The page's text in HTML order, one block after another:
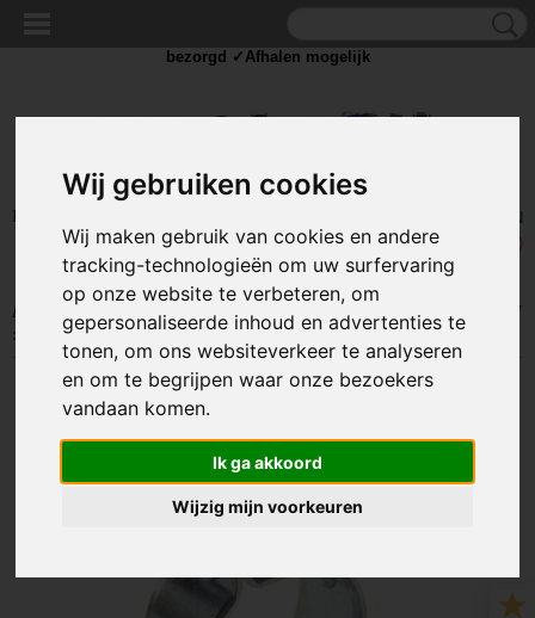
Wij gebruiken cookies
Wij maken gebruik van cookies en andere
tracking-technologieën om uw surfervaring
op onze website te verbeteren, om
gepersonaliseerde inhoud en advertenties te
tonen, om ons websiteverkeer te analyseren
en om te begrijpen waar onze bezoekers
vandaan komen.
Ik ga akkoord
Wijzig mijn voorkeuren
Inloggen
UW WINKELWAGEN
Geen producten
(0)
Home IJZERWAREN SLANGKLEMMEN >MINI SLANGKLEMMEN
>
Mini slangklem 13-15 mm (W1)
bezorgd ✓Afhalen mogelijk